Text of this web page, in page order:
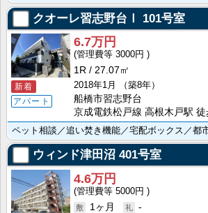
クオーレ習志野台Ⅰ 101号室
新着
アパート
6.7万円
3000円
1R
27.07㎡
2018年1月
（築8年）
船橋市習志野台
京成電鉄松戸線 高根木戸駅
ウィンド津田沼 401号室
4.6万円
5000円
1ヶ月
-